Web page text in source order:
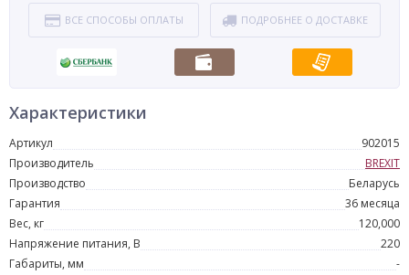
ВСЕ СПОСОБЫ ОПЛАТЫ ПОДРОБНЕЕ О ДОСТАВКЕ
Характеристики
Артикул
902015
Производитель
BREXIT
Производство
Беларусь
Гарантия
36 месяца
Вес, кг
120,000
Напряжение питания, В
220
Габариты, мм
-